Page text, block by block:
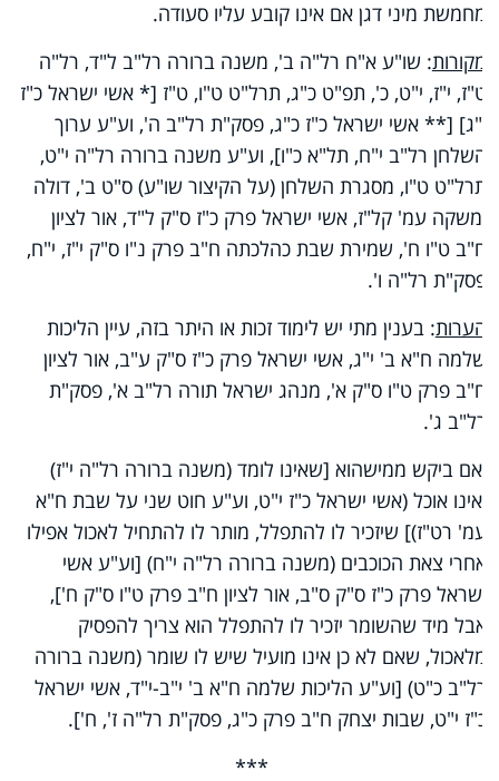
מחמשת מיני דגן אם אינו קובע עליו סעודה.
מקורות: שו"ע א"ח רל"ה ב', משנה ברורה רל"ב ל"ד, רל"ה
ט"ז, י"ז, י"ט, כ', תפ"ט כ"ג, תרל"ט ט"ו, ט"ז [* אשי ישראל כ"ז
י"ג] [** אשי ישראל כ"ז כ"ג, פסק"ת רל"ב ה', וע"ע ערוך
השלחן רל"ב י"ח, תל"א כ"ו], וע"ע משנה ברורה רל"ה י"ט,
תרל"ט ט"ו, מסגרת השלחן (על הקיצור שו"ע) ס"ט ב', דולה
ומשקה עמ' קל"ז, אשי ישראל פרק כ"ז ס"ק ל"ד, אור לציון
ח"ב ט"ו ח', שמירת שבת כהלכתה ח"ב פרק נ"ו ס"ק י"ז, י"ח,
פסק"ת רל"ה ו'.
הערות: בענין מתי יש לימוד זכות או היתר בזה, עיין הליכות
שלמה ח"א ב' י"ג, אשי ישראל פרק כ"ז ס"ק ע"ב, אור לציון
ח"ב פרק ט"ו ס"ק א', מנהג ישראל תורה רל"ב א', פסק"ת
רל"ב ג'.
ואם ביקש ממישהוא [שאינו לומד (משנה ברורה רל"ה י"ז)
ואינו אוכל (אשי ישראל כ"ז י"ט, וע"ע חוט שני על שבת ח"א
עמ' רט"ז)] שיזכיר לו להתפלל, מותר לו להתחיל לאכול אפילו
אחרי צאת הכוכבים (משנה ברורה רל"ה י"ח) [וע"ע אשי
ישראל פרק כ"ז ס"ק ס"ב, אור לציון ח"ב פרק ט"ו ס"ק ח'],
אבל מיד שהשומר יזכיר לו להתפלל הוא צריך להפסיק
מלאכול, שאם לא כן אינו מועיל שיש לו שומר (משנה ברורה
רל"ב כ"ט) [וע"ע הליכות שלמה ח"א ב' י"ב-י"ד, אשי ישראל
כ"ז י"ט, שבות יצחק ח"ב פרק כ"ג, פסק"ת רל"ה ז', ח'].
***